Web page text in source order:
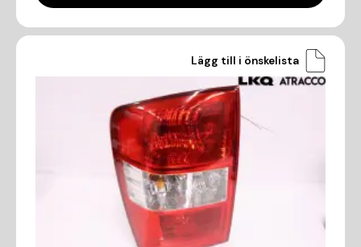
Lägg till i önskelista